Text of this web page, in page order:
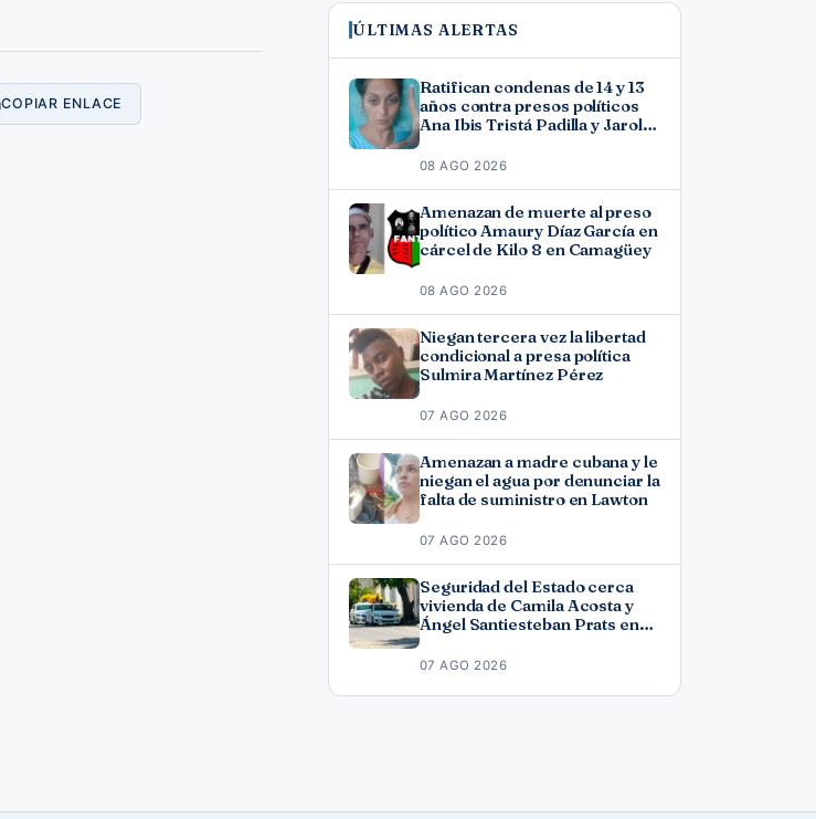
COPIAR ENLACE
ÚLTIMAS ALERTAS
Ratifican condenas de 14 y 13
años contra presos políticos
Ana Ibis Tristá Padilla y Jarol
08 AGO 2026
Amenazan de muerte al preso
político Amaury Díaz García en
cárcel de Kilo 8 en Camagüey
08 AGO 2026
Niegan tercera vez la libertad
condicional a presa política
Sulmira Martínez Pérez
07 AGO 2026
Amenazan a madre cubana y le
niegan el agua por denunciar la
falta de suministro en Lawton
07 AGO 2026
Seguridad del Estado cerca
vivienda de Camila Acosta y
Ángel Santiesteban Prats en
07 AGO 2026